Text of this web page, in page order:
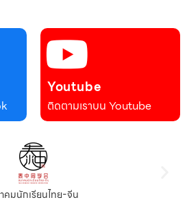
Youtube
ติดตามเราบน Youtube
คมนักเรียนไทย-จีน